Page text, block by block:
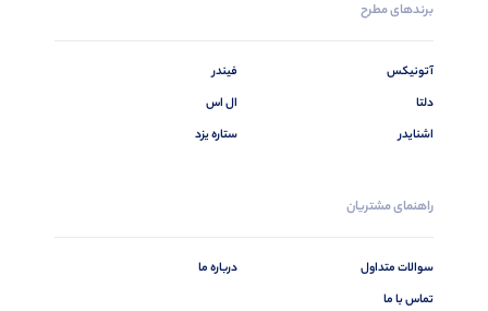
برندهای مطرح
آتونیکس
دلتا
اشنایدر
فیندر
ال اس
ستاره یزد
راهنمای مشتریان
سوالات متداول
تماس با ما
درباره ما